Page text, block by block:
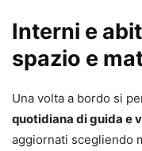
Interni e
spazio e
Una volta a bordo si
quotidiana di guida e
aggiornati scegliendo